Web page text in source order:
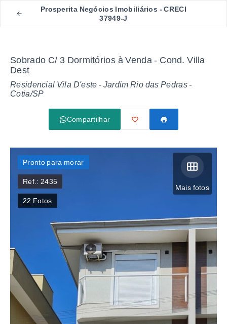
Prosperita Negócios Imobiliários - CRECI
37949-J
Sobrado C/ 3 Dormitórios à Venda - Cond. Villa
Dest
Residencial Vila D'este - Jardim Rio das Pedras -
Cotia/SP
Compartilhar
Mais fotos
Pronto para morar
Ref.: 2435
22 Fotos